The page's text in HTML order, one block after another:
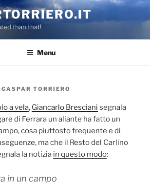
than that!
Menu
GASPAR TORRIERO
a vela, Giancarlo Bresciani segnala
di Ferrara un aliante ha fatto un
cosa piuttosto frequente e di
ma che il Resto del Carlino
la notizia in questo modo:
in un campo